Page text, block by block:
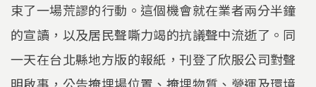
束了一場荒謬的行動。這個機會就在業者兩分半鐘
的宣讀，以及居民聲嘶力竭的抗議聲中流逝了。同
一天在台北縣地方版的報紙，刊登了欣服公司對聲